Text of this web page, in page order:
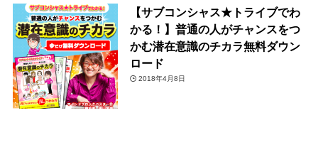
【サブコンシャス★トライブでわ
かる！】普通の人がチャンスをつ
かむ潜在意識のチカラ無料ダウン
ロード
2018年4月8日